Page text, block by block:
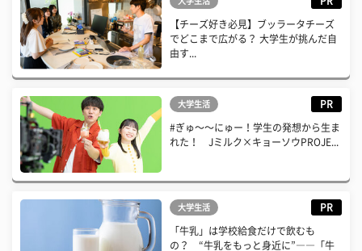
【チーズ好き必見】ブッラータチーズ
でどこまで広がる？ 大学生が挑んだ自
由す...
大学生活 PR
#ぎゅ〜〜にゅー！学生の発想から生ま
れた！ Jミルク×キョーソウPROJE...
大学生活 PR
「牛乳」は学校給食だけで飲むも
の？ “牛乳をもっと身近に”――「牛